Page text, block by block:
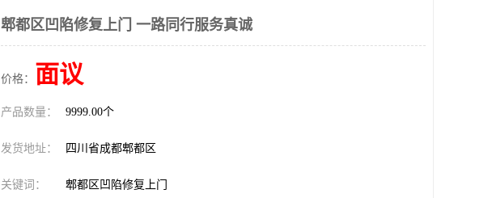
郫都区凹陷修复上门 一路同行服务真诚
价格： 面议
产品数量： 9999.00个
发货地址： 四川省成都郫都区
关键词： 郫都区凹陷修复上门